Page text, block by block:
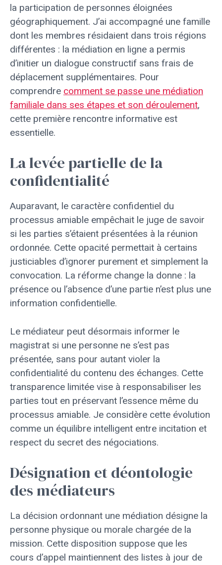
la participation de personnes éloignées
géographiquement. J’ai accompagné une famille
dont les membres résidaient dans trois régions
différentes : la médiation en ligne a permis
d’initier un dialogue constructif sans frais de
déplacement supplémentaires. Pour
comprendre comment se passe une médiation
familiale dans ses étapes et son déroulement,
cette première rencontre informative est
essentielle.
La levée partielle de la
confidentialité
Auparavant, le caractère confidentiel du
processus amiable empêchait le juge de savoir
si les parties s’étaient présentées à la réunion
ordonnée. Cette opacité permettait à certains
justiciables d’ignorer purement et simplement la
convocation. La réforme change la donne : la
présence ou l’absence d’une partie n’est plus une
information confidentielle.
Le médiateur peut désormais informer le
magistrat si une personne ne s’est pas
présentée, sans pour autant violer la
confidentialité du contenu des échanges. Cette
transparence limitée vise à responsabiliser les
parties tout en préservant l’essence même du
processus amiable. Je considère cette évolution
comme un équilibre intelligent entre incitation et
respect du secret des négociations.
Désignation et déontologie
des médiateurs
La décision ordonnant une médiation désigne la
personne physique ou morale chargée de la
mission. Cette disposition suppose que les
cours d’appel maintiennent des listes à jour de